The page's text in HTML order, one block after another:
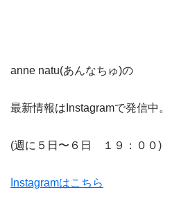
anne natu(あんなちゅ)の
最新情報はInstagramで発信中。
(週に５日〜６日 １９：００)
Instagramはこちら